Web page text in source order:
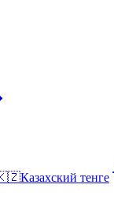
Казахский тенге